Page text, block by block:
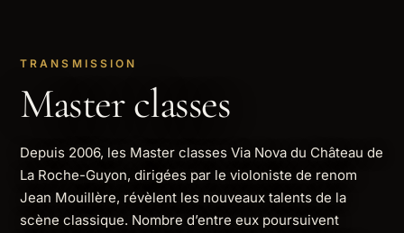
TRANSMISSION
Master classes
Depuis 2006, les Master classes Via Nova du Château de
La Roche-Guyon, dirigées par le violoniste de renom
Jean Mouillère, révèlent les nouveaux talents de la
scène classique. Nombre d’entre eux poursuivent